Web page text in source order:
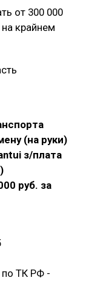
от 300 000
крайнем
(на руки)
з/плата
руб. за
ТК РФ -